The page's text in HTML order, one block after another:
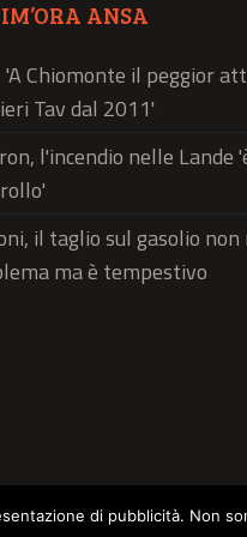
ANSA
Chiomonte il peggior
Tav dal 2011'
l'incendio nelle Lande
il taglio sul gasolio non
ma è tempestivo
di pubblicità. Non